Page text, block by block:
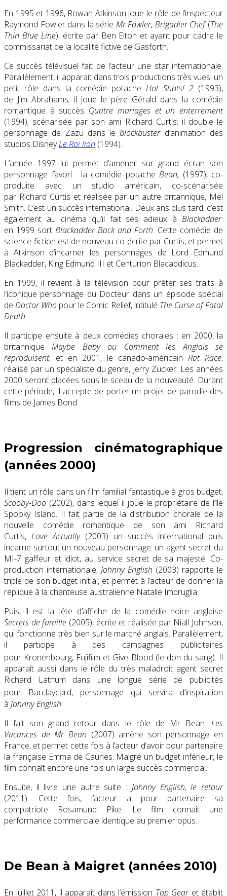
En 1995 et 1996, Rowan Atkinson joue le rôle de l’inspecteur
Raymond Fowler dans la série Mr Fowler, Brigadier Chef(The
Thin Blue Line), écrite par Ben Elton et ayant pour cadre le
commissariat de la localité fictive de Gasforth.
Ce succès télévisuel fait de l’acteur une star internationale.
Parallèlement, il apparait dans trois productions très vues: un
petit rôle dans la comédie potache Hot Shots! 2 (1993),
de Jim Abrahams; il joue le père Gérald dans la comédie
romantique à succès Quatre mariages et un enterrement
(1994), scénarisée par son ami Richard Curtis; il double le
personnage de Zazu dans leblockbuster d’animation des
studios DisneyLe Roi lion (1994).
L’année 1997 lui permet d’amener sur grand écran son
personnage favori : la comédie potache Bean, (1997), co-
produite avec un studio américain, co-scénarisée
par Richard Curtis et réalisée par un autre britannique, Mel
Smith. C’est un succès international. Deux ans plus tard, c’est
également au cinéma qu’il fait ses adieux à Blackadder:
en 1999 sort Blackadder Back and Forth. Cette comédie de
science-fiction est de nouveau co-écrite par Curtis, et permet
à Atkinson d’incarner les personnages de Lord Edmund
Blackadder, King Edmund III et Centurion Blacaddicus.
En 1999, il revient à la télévision pour prêter ses traits à
l’iconique personnage du Docteur dans un épisode spécial
deDoctor Who pour le Comic Relief, intitulé The Curse of Fatal
Death.
Il participe ensuite à deux comédies chorales : en 2000, la
britanniqueMaybe Baby ou Comment les Anglais se
reproduisent, et en 2001, le canado-américain Rat Race,
réalisé par un spécialiste du genre, Jerry Zucker. Les années
2000 seront placées sous le sceau de la nouveauté. Durant
cette période, il accepte de porter un projet de parodie des
films de James Bond.
Progression cinématographique
(années 2000)
Il tient un rôle dans un film familial fantastique à gros budget,
Scooby-Doo (2002), dans lequel il joue le propriétaire de l’île
Spooky Island. Il fait partie de la distribution chorale de la
nouvelle comédie romantique de son ami Richard
Curtis, Love Actually(2003) un succès international puis
incarne surtout un nouveau personnage: un agent secret du
MI-7 gaffeur et idiot, au service secret de sa majesté. Co-
production internationale, Johnny English (2003) rapporte le
triple de son budget initial, et permet à l’acteur de donner la
réplique à la chanteuse australienne Natalie Imbruglia.
Puis, il est la tête d’affiche de la comédie noire anglaise
Secrets de famille (2005), écrite et réalisée par Niall Johnson,
qui fonctionne très bien sur le marché anglais. Parallèlement,
il participe à des campagnes publicitaires
pour Kronenbourg, Fujifilm et Give Blood (le don du sang). Il
apparaît aussi dans le rôle du très maladroit agent secret
Richard Lathum dans une longue série de publicités
pour Barclaycard, personnage qui servira d’inspiration
à Johnny English.
Il fait son grand retour dans le rôle de Mr Bean: Les
Vacances de Mr Bean (2007) amène son personnage en
France, et permet cette fois à l’acteur d’avoir pour partenaire
la française Emma de Caunes. Malgré un budget inférieur, le
film connaît encore une fois un large succès commercial.
Ensuite, il livre une autre suite : Johnny English, le retour
(2011). Cette fois, l’acteur a pour partenaire sa
compatriote Rosamund Pike. Le film connaît une
performance commerciale identique au premier opus.
De Bean à Maigret (années 2010)
En juillet 2011, il apparaît dans l’émission Top Gearet établit